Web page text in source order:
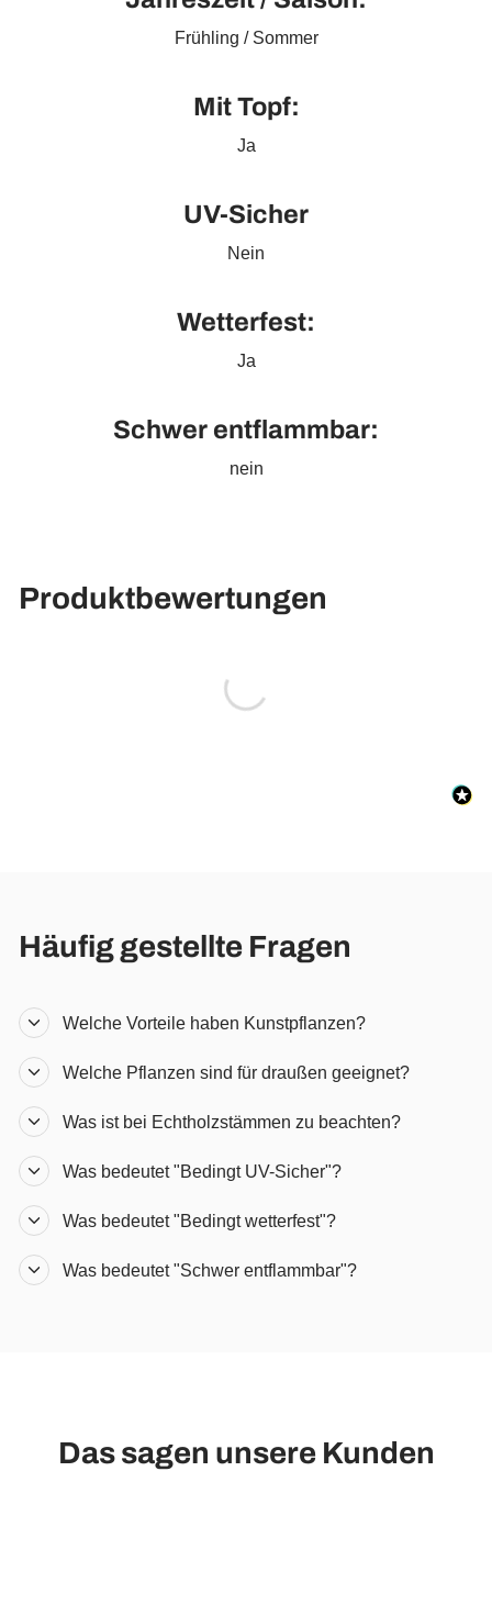
Frühling / Sommer
Mit Topf:
Ja
UV-Sicher
Nein
Wetterfest:
Ja
Schwer entflammbar:
nein
Produktbewertungen
Häufig gestellte Fragen
Welche Vorteile haben Kunstpflanzen?
Welche Pflanzen sind für draußen geeignet?
Was ist bei Echtholzstämmen zu beachten?
Was bedeutet "Bedingt UV-Sicher"?
Was bedeutet "Bedingt wetterfest"?
Was bedeutet "Schwer entflammbar"?
Das sagen unsere Kunden